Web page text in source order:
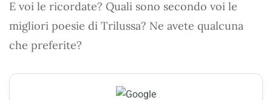
E voi le ricordate? Quali sono secondo voi le
migliori poesie di Trilussa? Ne avete qualcuna
che preferite?